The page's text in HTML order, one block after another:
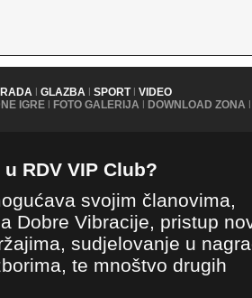
| GLAZBA | SPORT | VIDEO
IGRE | FOTO GALERIJA | DOWNLOAD ZONA |
RDV VIP Club?
svojim članovima,
Dobre Vibracije, pristup
sudjelovanje u
te mnoštvo drugih